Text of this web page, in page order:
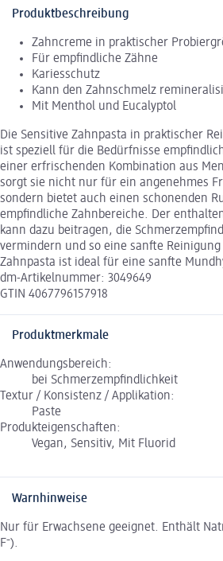
Produktbeschreibung
Zahncreme in praktischer
Für empfindliche Zähne
Kariesschutz
Kann den Zahnschmelz
Mit Menthol und Eucalyptol
Die Sensitive Zahnpasta in praktischer
ist speziell für die Bedürfnisse
einer erfrischenden Kombination aus
sorgt sie nicht nur für ein angenehmes
sondern bietet auch einen schonenden
empfindliche Zahnbereiche. Der
kann dazu beitragen, die
vermindern und so eine sanfte
Zahnpasta ist ideal für eine sanfte
dm-Artikelnummer: 3049649
GTIN 4067796157918
Produktmerkmale
Anwendungsbereich:
bei Schmerzempfindlichkeit
Textur / Konsistenz / Applikation:
Paste
Produkteigenschaften:
Vegan, Sensitiv, Mit Fluorid
Warnhinweise
Nur für Erwachsene geeignet. Enthält
F⁻).